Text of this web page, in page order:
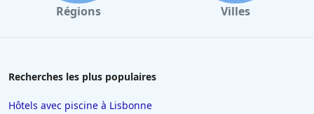
Régions Villes
Recherches les plus populaires
Hôtels avec piscine à Lisbonne